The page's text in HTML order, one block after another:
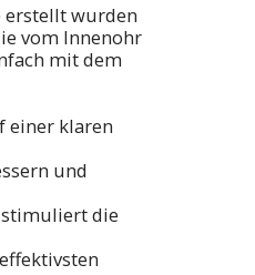
erstellt wurden
vom Innenohr
mit dem
einer klaren
und
die